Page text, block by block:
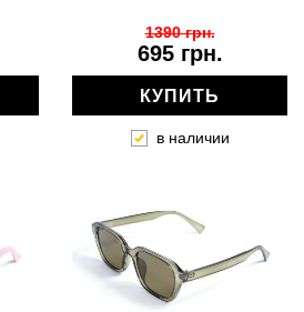
695 грн.
1390 грн.
КУПИТЬ
в наличии